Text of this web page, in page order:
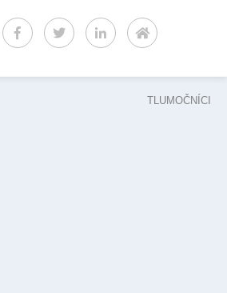
TLUMOČNÍCI